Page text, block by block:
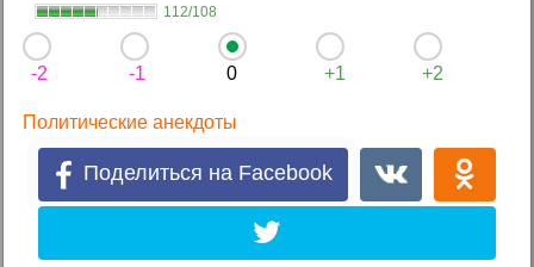
112/108
-2 -1 0 +1 +2
Политические анекдоты
Поделиться на Facebook